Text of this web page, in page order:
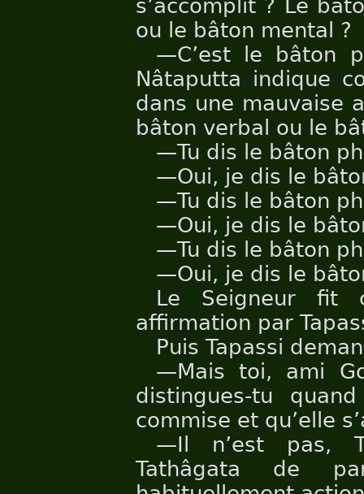
s’accomplit ? Le
ou le bâton mental ?
—C’est le bâton
Nâtaputta indique
dans une mauvaise
bâton verbal ou le
—Tu dis le bâton
—Oui, je dis le
—Tu dis le bâton
—Oui, je dis le
—Tu dis le bâton
—Oui, je dis le
Le Seigneur fit
affirmation par
Puis Tapassi
—Mais toi, ami
distingues-tu
commise et qu’elle
—Il n’est pas,
Tathâgata de